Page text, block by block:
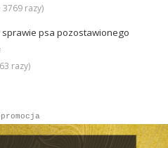
razy)
psa pozostawionego
razy)